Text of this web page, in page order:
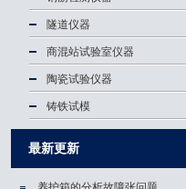
隧道仪器
商混站试验室仪器
陶瓷试验仪器
铸铁试模
最新更新